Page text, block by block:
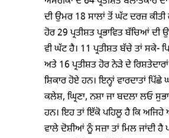
ਦੀ ਉਮਰ 18 ਸਾਲਾਂ ਤੋਂ ਘੱਟ ਦਰਜ਼
ਹੋਰ 29 ਪ੍ਰਤੀਸ਼ਤ ਪ੍ਰਭਾਵਿਤ ਬੱਚਿਆਂ ਦੀ
ਵੀ ਘੱਟ ਹੈ। 11 ਪ੍ਰਤੀਸ਼ਤ ਬੱਚੇ ਤਾਂ ਸਕੇ-
ਅਤੇ 16 ਪ੍ਰਤੀਸ਼ਤ ਹੋਰ ਨੇੜੇ ਦੇ
ਸ਼ਿਕਾਰ ਹੋਏ ਹਨ। ਇਨ੍ਹਾਂ ਵਾਰਦਾਤਾਂ ਪਿੱਛੇ
ਕਲੇਸ਼, ਘ੍ਰਿਣਾ, ਨਸ਼ਾ ਜਾ ਬਦਲਾ ਲਓ
ਹਨ। ਇਹ ਤਾਂ ਇੱਕੋ ਪਹਿਲੂ ਹੈ ਕਿ ਅਜਿਹੇ
ਵਾਲੇ ਦੋਸ਼ੀਆਂ ਨੂੰ ਸਜ਼ਾ ਤਾਂ ਮਿਲ ਜਾਂਦੀ